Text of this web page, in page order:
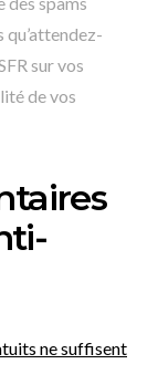
sur vos
de vos
ne suffisent